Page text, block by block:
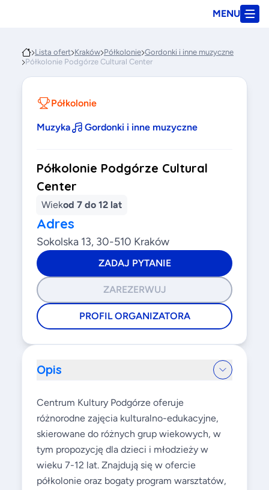
MENU
Lista ofert Kraków Półkolonie Gordonki i inne muzyczne
Półkolonie Podgórze Cultural Center
Półkolonie
Muzyka Gordonki i inne muzyczne
Półkolonie Podgórze Cultural
Center
Wiekod 7 do 12 lat
Adres
Sokolska 13, 30-510 Kraków
ZADAJ PYTANIE
ZAREZERWUJ
PROFIL ORGANIZATORA
Opis
Centrum Kultury Podgórze oferuje
różnorodne zajęcia kulturalno-edukacyjne,
skierowane do różnych grup wiekowych, w
tym propozycję dla dzieci i młodzieży w
wieku 7-12 lat. Znajdują się w ofercie
półkolonie oraz bogaty program warsztatów,